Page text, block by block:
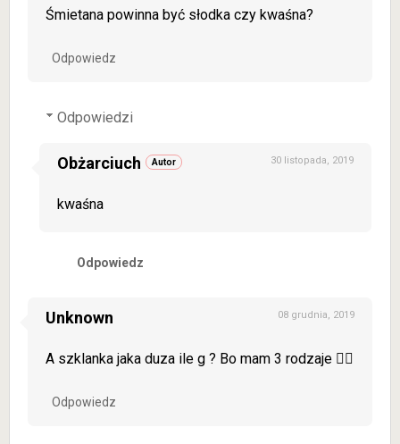
Śmietana powinna być słodka czy kwaśna?
Odpowiedz
Odpowiedzi
Obżarciuch 30 listopada, 2019
kwaśna
Odpowiedz
Unknown 08 grudnia, 2019
A szklanka jaka duza ile g ? Bo mam 3 rodzaje 🤷‍♀️
Odpowiedz